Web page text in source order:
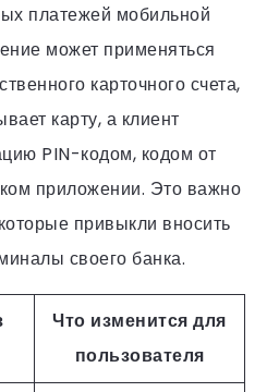
платежей мобильной
может применяться
карточного счета,
карту, а клиент
PIN-кодом, кодом от
приложении. Это важно
привыкли вносить
своего банка.
Что изменится для
пользователя